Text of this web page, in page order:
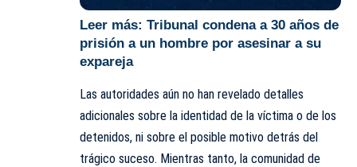
Leer más: Tribunal condena a 30 años de
prisión a un hombre por asesinar a su
expareja
Las autoridades aún no han revelado detalles
adicionales sobre la identidad de la víctima o de los
detenidos, ni sobre el posible motivo detrás del
trágico suceso. Mientras tanto, la comunidad de